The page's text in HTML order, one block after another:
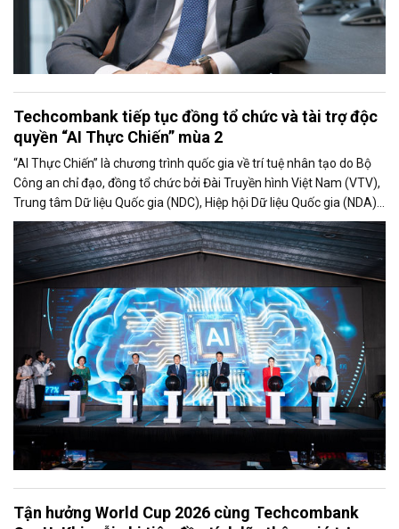
Techcombank tiếp tục đồng tổ chức và tài trợ độc
quyền “AI Thực Chiến” mùa 2
“AI Thực Chiến” là chương trình quốc gia về trí tuệ nhân tạo do Bộ
Công an chỉ đạo, đồng tổ chức bởi Đài Truyền hình Việt Nam (VTV),
Trung tâm Dữ liệu Quốc gia (NDC), Hiệp hội Dữ liệu Quốc gia (NDA)
cùng Ngân hàng TMCP Kỹ Thương Việt Nam (Techcombank),
nhằm tìm kiếm, phát hiện và bồi dưỡng nhân tài AI cho đất nước,
kiến tạo sức mạnh giúp Việt Nam vươn tầm trong kỷ nguyên mới.
Tận hưởng World Cup 2026 cùng Techcombank